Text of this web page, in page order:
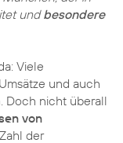
undbesondere
Viele
und auch
Doch nicht überall
von
der